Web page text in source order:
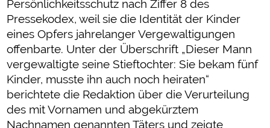
Persönlichkeitsschutz nach Ziffer 8 des
Pressekodex, weil sie die Identität der Kinder
eines Opfers jahrelanger Vergewaltigungen
offenbarte. Unter der Überschrift „Dieser Mann
vergewaltigte seine Stieftochter: Sie bekam fünf
Kinder, musste ihn auch noch heiraten“
berichtete die Redaktion über die Verurteilung
des mit Vornamen und abgekürztem
Nachnamen genannten Täters und zeigte